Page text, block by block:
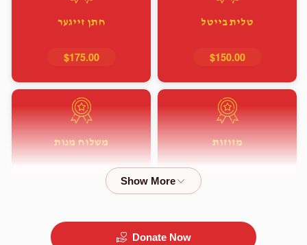
טלית בייטל
$150.00
חתן זייגער
$175.00
מזוזות משלוח מנות
Donate Now